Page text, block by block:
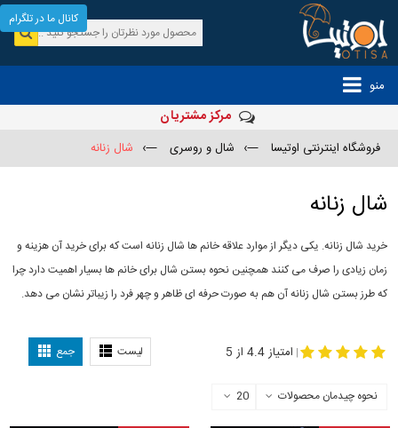
منو
مرکز مشتریان
فروشگاه اینترنتی اوتیسا —› شال و روسری —› شال زنانه
شال زنانه
خرید شال زنانه. یکی دیگر از موارد علاقه خانم ها شال زنانه است که برای خرید آن هزینه و
زمان زیادی را صرف می کنند همچنین نحوه بستن شال برای خانم ها بسیار اهمیت دارد چرا
که طرز بستن شال زنانه آن هم به صورت حرفه ای ظاهر و چهر فرد را زیباتر نشان می دهد.
لیست جمع | امتیاز 4.4 از 5
نحوه چیدمان محصولات 20
کانال ما در تلگرام